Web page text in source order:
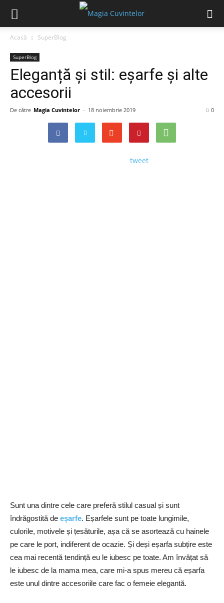
Acasă SuperBlog
SuperBlog
Eleganță și stil: eșarfe și alte
accesorii
De către Magia Cuvintelor - 18 noiembrie 2019 0
tweet
Sunt una dintre cele care preferă stilul casual și sunt
îndrăgostită de eșarfe. Eșarfele sunt pe toate lungimile,
culorile, motivele și țesăturile, așa că se asortează cu hainele
pe care le port, indiferent de ocazie. Și deși eșarfa subțire este
cea mai recentă tendință eu le iubesc pe toate. Am învățat să
le iubesc de la mama mea, care mi-a spus mereu că eșarfa
este unul dintre accesoriile care fac o femeie elegantă.